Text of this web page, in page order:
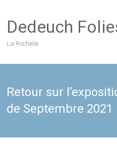
content
Dedeuch
La Rochelle
Retour sur
de Septembre 2021